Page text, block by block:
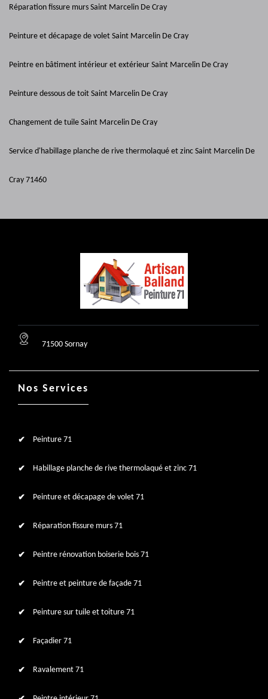
Réparation fissure murs Saint Marcelin De Cray
Peinture et décapage de volet Saint Marcelin De Cray
Peintre en bâtiment intérieur et extérieur Saint Marcelin De Cray
Peinture dessous de toit Saint Marcelin De Cray
Changement de tuile Saint Marcelin De Cray
Service d'habillage planche de rive thermolaqué et zinc Saint Marcelin De
Cray 71460
71500 Sornay
Nos Services
Peinture 71
Habillage planche de rive thermolaqué et zinc 71
Peinture et décapage de volet 71
Réparation fissure murs 71
Peintre rénovation boiserie bois 71
Peintre et peinture de façade 71
Peinture sur tuile et toiture 71
Façadier 71
Ravalement 71